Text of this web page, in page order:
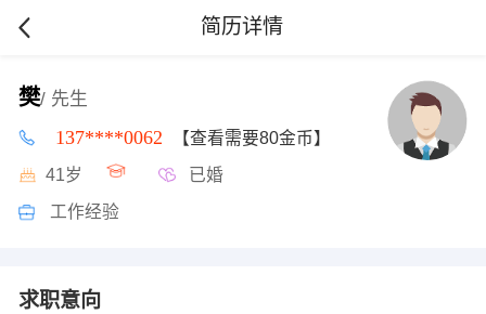
简历详情
樊/ 先生
137****0062 【查看需要80金币】
41岁 已婚
工作经验
求职意向